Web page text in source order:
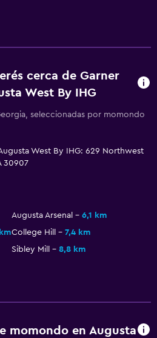
cerca de Garner
West By IHG
seleccionadas por momondo
West By IHG: 629 Northwest
30907
Augusta Arsenal
6,1 km
College Hill
7,4 km
Sibley Mill 8,8 km
momondo en Augusta